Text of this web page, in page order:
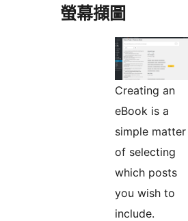
螢幕擷圖
Creating an
eBook is a
simple matter
of selecting
which posts
you wish to
include.